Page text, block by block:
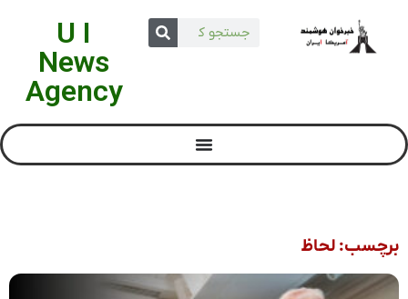
U I
News
Agency
برچسب: لحاظ